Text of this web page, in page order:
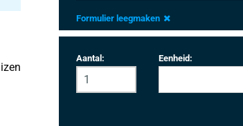
Formulier leegmaken
Aantal: Eenheid: